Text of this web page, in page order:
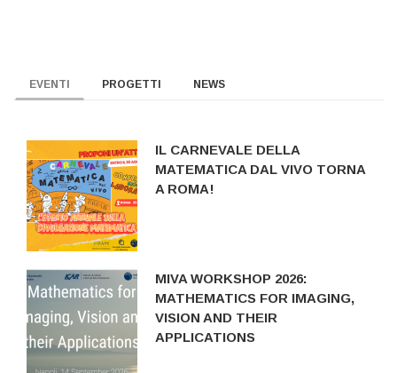
EVENTI PROGETTI NEWS
IL CARNEVALE DELLA
MATEMATICA DAL VIVO TORNA
A ROMA!
MIVA WORKSHOP 2026:
MATHEMATICS FOR IMAGING,
VISION AND THEIR
APPLICATIONS